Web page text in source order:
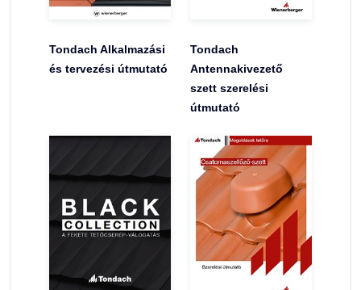
Tondach Alkalmazási
és tervezési útmutató
Tondach
Antennakivezető
szett szerelési
útmutató